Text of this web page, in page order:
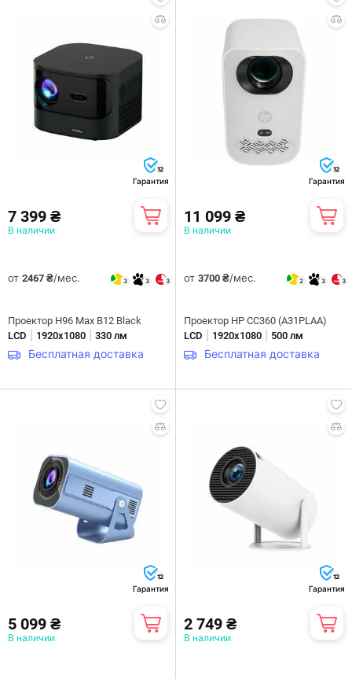
12
Гарантия
7 399 ₴
В наличии
от 2467 ₴/мес. 3 3 3
Проектор H96 Max B12 Black
LCD
1920х1080 330 лм
Бесплатная доставка
12
Гарантия
11 099 ₴
В наличии
от 3700 ₴/мес. 2 3 3
Проектор HP CC360 (A31PLAA)
LCD
1920х1080 500 лм
Бесплатная доставка
12
Гарантия
5 099 ₴
В наличии
12
Гарантия
2 749 ₴
В наличии